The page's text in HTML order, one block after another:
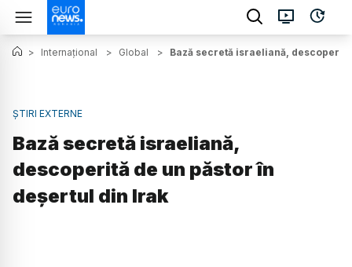
> Internațional > Global > Bază secretă israeliană,
ȘTIRI EXTERNE
Bază secretă israeliană,
descoperită de un păstor în
deșertul din Irak